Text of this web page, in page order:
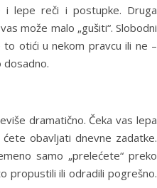
i lepe reči i postupke. Druga
može malo „gušiti“. Slobodni
to otići u nekom pravcu ili ne –
dosadno.
dramatično. Čeka vas lepa
obavljati dnevne zadatke.
samo „prelećete“ preko
propustili ili odradili pogrešno.